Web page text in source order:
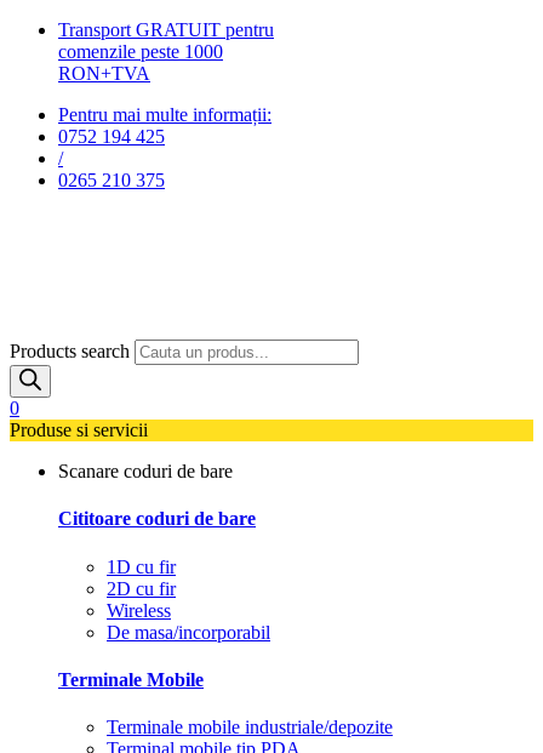
Transport GRATUIT pentru
comenzile peste 1000
RON+TVA
Pentru mai multe informații:
0752 194 425
/
0265 210 375
Products search
0
Produse si servicii
Scanare coduri de bare
Cititoare coduri de bare
1D cu fir
2D cu fir
Wireless
De masa/incorporabil
Terminale Mobile
Terminale mobile industriale/depozite
Terminal mobile tip PDA